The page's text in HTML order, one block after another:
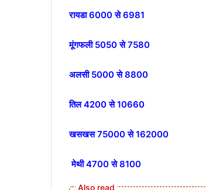
रायडा 6000 से 6981
मूंगफली 5050 से 7580
अलसी 5000 से 8800
तिल 4200 से 10660
खसखस 75000 से 162000
मेथी 4700 से 8100